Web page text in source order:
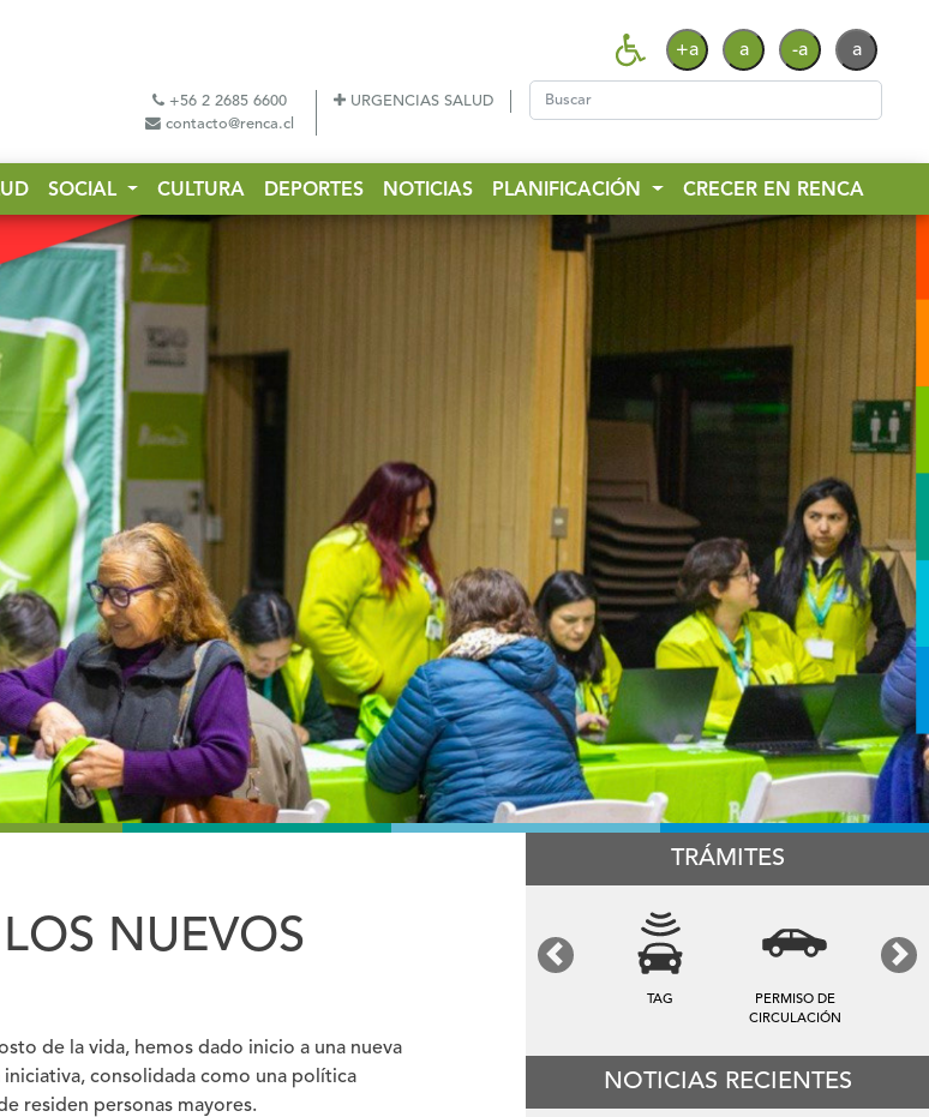
+a a -a a
+56 2 2685 6600
contacto@renca.cl
URGENCIAS SALUD
SOCIAL CULTURA DEPORTES NOTICIAS PLANIFICACIÓN CRECER EN RENCA
NUEVOS
de la vida, hemos dado inicio a una nueva
iniciativa, consolidada como una política
residen personas mayores.
TRÁMITES
TARIFA DE
PATENTES
Previous Next
NOTICIAS RECIENTES